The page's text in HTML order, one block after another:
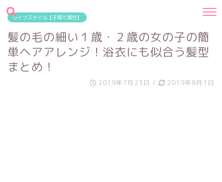
ライフスタイル【子育て育児】
髪の毛の細い１歳・２歳の女の子の簡
単ヘアアレンジ！浴衣にも似合う髪型
まとめ！
2019年7月23日 / 2019年8月1日